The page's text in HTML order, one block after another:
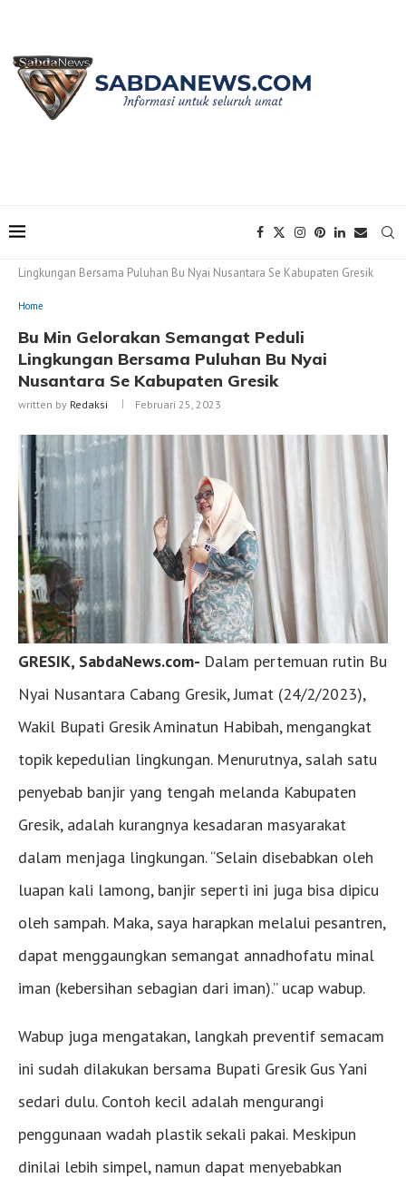
Lingkungan Bersama Puluhan Bu Nyai Nusantara Se Kabupaten Gresik
Home
Bu Min Gelorakan Semangat Peduli
Lingkungan Bersama Puluhan Bu Nyai
Nusantara Se Kabupaten Gresik
written by Redaksi Februari 25, 2023
GRESIK, SabdaNews.com- Dalam pertemuan rutin Bu
Nyai Nusantara Cabang Gresik, Jumat (24/2/2023),
Wakil Bupati Gresik Aminatun Habibah, mengangkat
topik kepedulian lingkungan. Menurutnya, salah satu
penyebab banjir yang tengah melanda Kabupaten
Gresik, adalah kurangnya kesadaran masyarakat
dalam menjaga lingkungan. “Selain disebabkan oleh
luapan kali lamong, banjir seperti ini juga bisa dipicu
oleh sampah. Maka, saya harapkan melalui pesantren,
dapat menggaungkan semangat annadhofatu minal
iman (kebersihan sebagian dari iman).” ucap wabup.
Wabup juga mengatakan, langkah preventif semacam
ini sudah dilakukan bersama Bupati Gresik Gus Yani
sedari dulu. Contoh kecil adalah mengurangi
penggunaan wadah plastik sekali pakai. Meskipun
dinilai lebih simpel, namun dapat menyebabkan